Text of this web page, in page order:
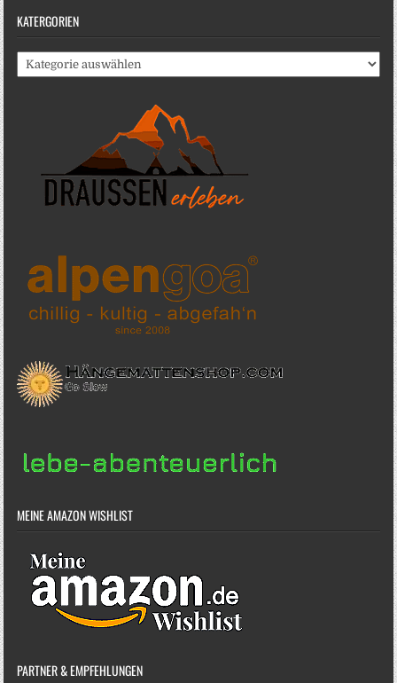
KATERGORIEN
Katergorien
MEINE AMAZON WISHLIST
PARTNER & EMPFEHLUNGEN